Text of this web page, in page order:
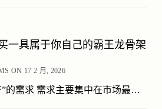
一具属于你自己的霸王龙骨架
ON 17 2 月, 2026
的需求 需求主要集中在市场最…